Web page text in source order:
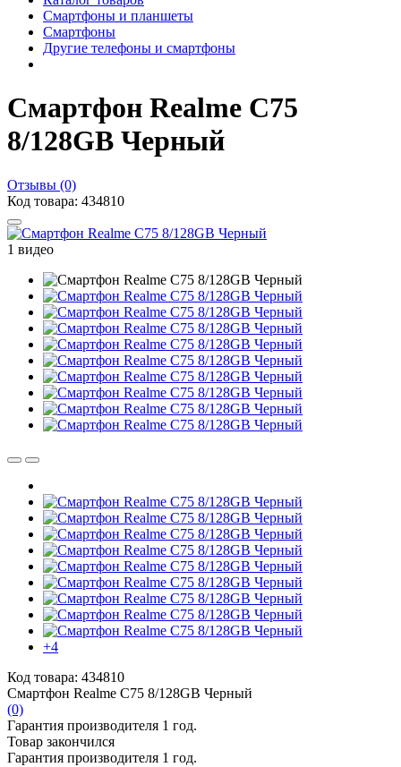
Смартфоны и планшеты
Смартфоны
Другие телефоны и смартфоны
Смартфон Realme C75
8/128GB Черный
Отзывы (0)
Код товара: 434810
1 видео
+4
Код товара: 434810
Смартфон Realme C75 8/128GB Черный
(0)
Гарантия производителя 1 год.
Товар закончился
Гарантия производителя 1 год.